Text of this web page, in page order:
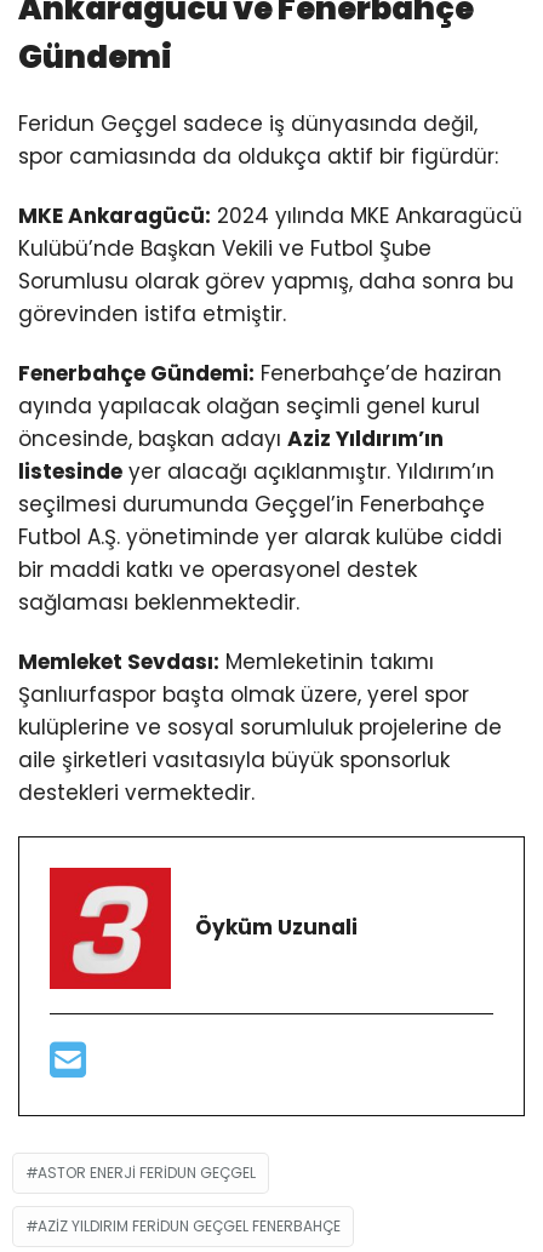
Ankaragücü ve Fenerbahçe
Gündemi
Feridun Geçgel sadece iş dünyasında değil,
spor camiasında da oldukça aktif bir figürdür:
MKE Ankaragücü: 2024 yılında MKE Ankaragücü
Kulübü’nde Başkan Vekili ve Futbol Şube
Sorumlusu olarak görev yapmış, daha sonra bu
görevinden istifa etmiştir.
Fenerbahçe Gündemi: Fenerbahçe’de haziran
ayında yapılacak olağan seçimli genel kurul
öncesinde, başkan adayı Aziz Yıldırım’ın
listesinde yer alacağı açıklanmıştır. Yıldırım’ın
seçilmesi durumunda Geçgel’in Fenerbahçe
Futbol A.Ş. yönetiminde yer alarak kulübe ciddi
bir maddi katkı ve operasyonel destek
sağlaması beklenmektedir.
Memleket Sevdası: Memleketinin takımı
Şanlıurfaspor başta olmak üzere, yerel spor
kulüplerine ve sosyal sorumluluk projelerine de
aile şirketleri vasıtasıyla büyük sponsorluk
destekleri vermektedir.
Öyküm Uzunali
ASTOR ENERJI FERIDUN GEÇGEL
AZIZ YILDIRIM FERIDUN GEÇGEL FENERBAHÇE